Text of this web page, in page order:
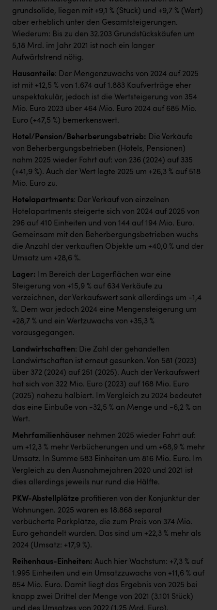
grundsolide, liegen mit +9,1 % (Stück) und +9,7 % (Wert)
aber erheblich unter den Gesamtsteigerungen.
Wiederum: Bis zu den 32.203 Grundstückskäufen um
5,18 Mrd. im Jahr 2021 ist noch ein langer
Aufwärtstrend nötig.
Hausanteile: Der Mengenzuwachs von 2024 auf 2025
ist mit +12,5 % von 1.674 auf 1.883 Kaufverträge eher
unspektakulär, jedoch ist die Wertsteigerung von 354
Mio. Euro 2023 über 464 Mio. Euro 2024 auf 685 Mio.
Euro (+47,5 %) bemerkenswert.
Hotel/Pension/Beherberungsbetrieb: Die Verkäufe
von Beherbergungsbetrieben (Hotels, Pensionen)
nahm 2025 wieder Fahrt auf: von 236 (2024) auf 335
(+41,9 %). Auch der Wert legte 2025 um +26,3 % auf 518
Mio. Euro zu.
Hotelapartments: Der Verkauf von einzelnen
Hotelapartments steigerte sich von 2024 auf 2025 von
296 auf 410 Einheiten und von 144 auf 194 Mio. Euro.
Gemeinsam mit den Beherbergungsbetrieben wuchs
die Anzahl der verkauften Objekte um +40,0 % und der
Umsatz um +28,6 %.
Lager: Im Bereich der Lagerflächen war eine
Steigerung von +15,9 % auf 634 Verkäufe zu
verzeichnen, der Verkaufswert sank allerdings um -1,4
%. Dem war jedoch 2024 eine Mengensteigerung um
+28,7 % und ein Wertzuwachs von +35,3 %
vorausgegangen.
Landwirtschaften: Die Zahl der gehandelten
Landwirtschaften ist erneut gesunken. Von 581 (2023)
über 372 (2024) auf 251 (2025). Auch der Verkaufswert
hat sich von 322 Mio. Euro (2023) auf 168 Mio. Euro
(2025) nahezu halbiert. Im Vergleich zu 2024 bedeutet
das eine Einbuße von -32,5 % an Menge und -6,2 % an
Wert.
Mehrfamilienhäuser nehmen 2025 wieder Fahrt auf:
um +12,3 % mehr Verbücherungen und um +68,9 % mehr
Umsatz. In Summe 583 Einheiten um 816 Mio. Euro. Im
Vergleich zu den Ausnahmejahren 2020 und 2021 ist
dies allerdings jeweils nur rund die Hälfte.
PKW-Abstellplätze profitieren von der Konjunktur der
Wohnungen. 2025 waren es 18.868 separat
verbücherte Parkplätze, die zum Preis von 374 Mio.
Euro gehandelt wurden. Das sind um +22,3 % mehr als
2024 (Umsatz: +17,9 %).
Reihenhaus-Einheiten: Auch hier Wachstum: +7,3 % auf
1.995 Einheiten und ein Umsatzzuwachs von +11,6 % auf
854 Mio. Euro. Damit liegt das Ergebnis von 2025 bei
knapp zwei Drittel der Menge von 2021 (3.101 Stück)